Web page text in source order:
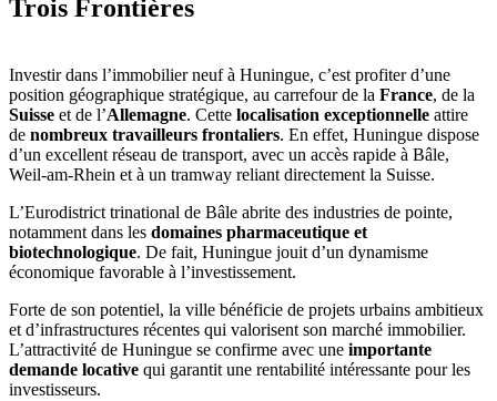
Trois Frontières
Investir dans l’immobilier neuf à Huningue, c’est profiter d’une
position géographique stratégique, au carrefour de la France, de la
Suisse et de l’Allemagne. Cette localisation exceptionnelle attire
de nombreux travailleurs frontaliers. En effet, Huningue dispose
d’un excellent réseau de transport, avec un accès rapide à Bâle,
Weil-am-Rhein et à un tramway reliant directement la Suisse.
L’Eurodistrict trinational de Bâle abrite des industries de pointe,
notamment dans les domaines pharmaceutique et
biotechnologique. De fait, Huningue jouit d’un dynamisme
économique favorable à l’investissement.
Forte de son potentiel, la ville bénéficie de projets urbains ambitieux
et d’infrastructures récentes qui valorisent son marché immobilier.
L’attractivité de Huningue se confirme avec une importante
demande locative qui garantit une rentabilité intéressante pour les
investisseurs.